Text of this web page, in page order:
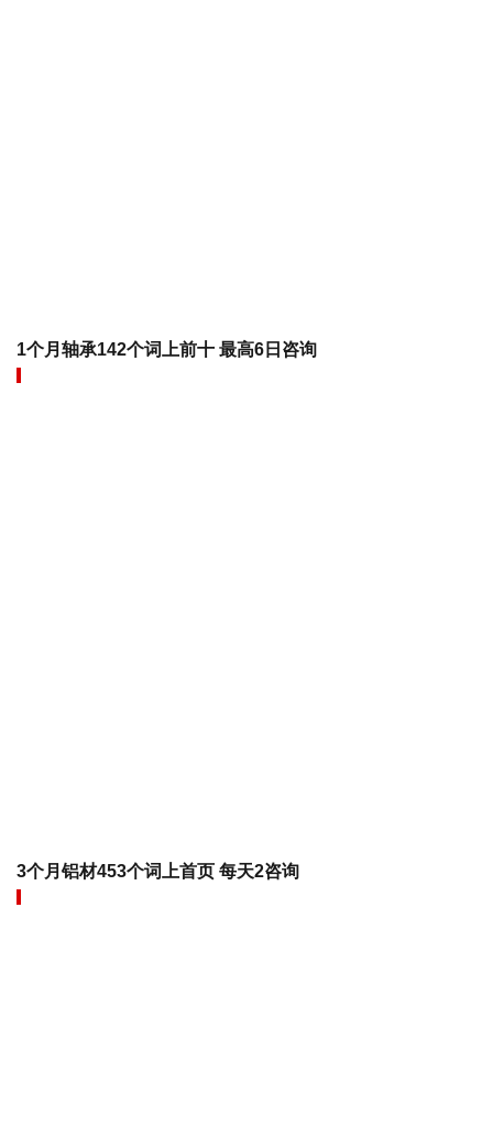
1个月轴承142个词上前十 最高6日咨询
3个月铝材453个词上首页 每天2咨询